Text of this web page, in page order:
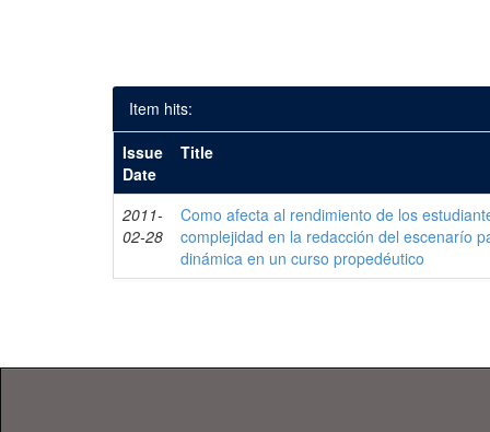
Item hits:
Issue
Date
Title
2011-
02-28
Como afecta al rendimiento de los
complejidad en la redacción del escenarío
dinámica en un curso propedéutico